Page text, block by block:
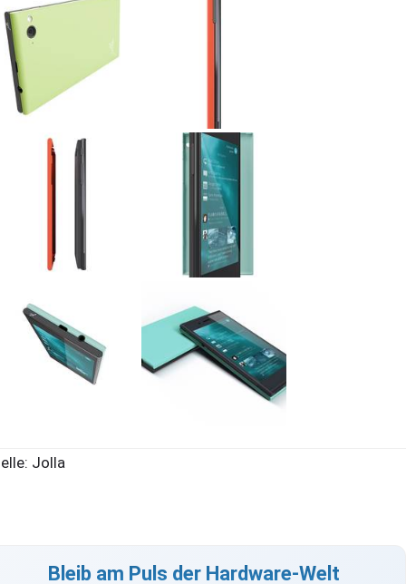
Jolla
Bleib am Puls der Hardware-Welt